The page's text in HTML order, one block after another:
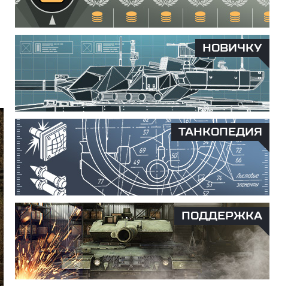
НОВИЧКУ
ТАНКОПЕДИЯ
ПОДДЕРЖКА